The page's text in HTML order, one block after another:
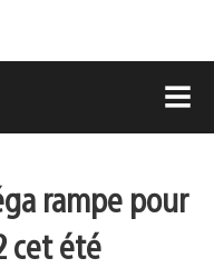
rampe pour
cet été